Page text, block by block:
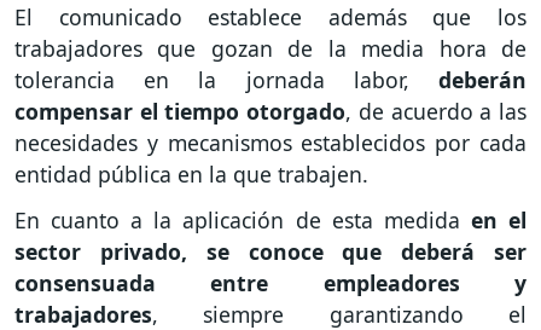
El comunicado establece además que los
trabajadores que gozan de la media hora de
tolerancia en la jornada labor, deberán
compensar el tiempo otorgado, de acuerdo a las
necesidades y mecanismos establecidos por cada
entidad pública en la que trabajen.
En cuanto a la aplicación de esta medida en el
sector privado, se conoce que deberá ser
consensuada entre empleadores y
trabajadores, siempre garantizando el